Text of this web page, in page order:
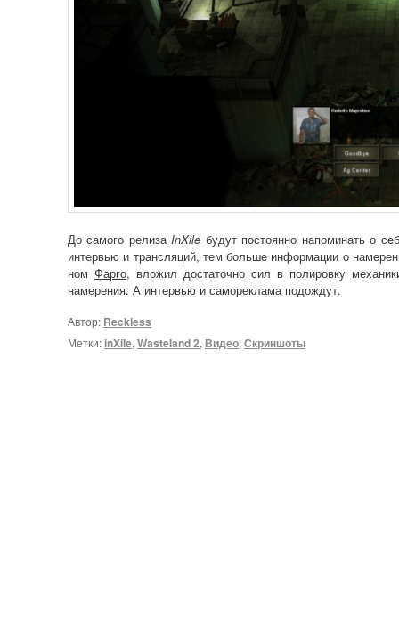
До самого релизаInXile будут постоянно напоминать о
интервью и трансляций, тем больше информации о
номФарго, вложил достаточно сил в полировку
намерения. А интервью и самореклама подождут.
Автор: Reckless
Метки:inXile,Wasteland 2,Видео,Скриншоты